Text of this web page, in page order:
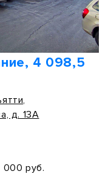
4 098,5
д. 13А
000 руб.